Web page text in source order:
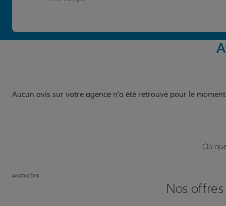
Aucun avis sur votre agence n'a été retrouvé pour le moment
Où
ANGOULÊME
Nos